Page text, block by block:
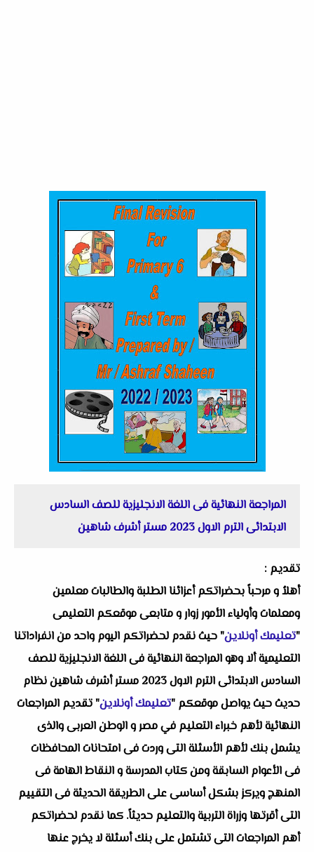
المراجعة النهائية فى اللغة الانجليزية للصف السادس
الابتدائى الترم الاول 2023 مستر أشرف شاهين
تقديم :
أهلاُ و مرحباً بحضراتكم أعزائنا الطلبة والطالبات معلمين
ومعلمات وأولياء الأمور زوار و متابعى موقعكم التعليمى
"تعليمك أونلاين" حيث نقدم لحضراتكم اليوم واحد من انفراداتنا
التعليمية ألا وهو المراجعة النهائية فى اللغة الانجليزية للصف
السادس الابتدائى الترم الاول 2023 مستر أشرف شاهين نظام
حديث حيث يواصل موقعكم "تعليمك أونلاين" تقديم المراجعات
النهائية لأهم خبراء التعليم في مصر و الوطن العربى والذى
يشمل بنك لأهم الأسئلة التى وردت فى امتحانات المحافظات
فى الأعوام السابقة ومن كتاب المدرسة و النقاط الهامة فى
المنهج ويركز بشكل أساسى على الطريقة الحديثة فى التقييم
التى أقرتها وزراة التربية والتعليم حديثاً. كما نقدم لحضراتكم
أهم المراجعات التى تشتمل على بنك أسئلة لا يخرج عنها